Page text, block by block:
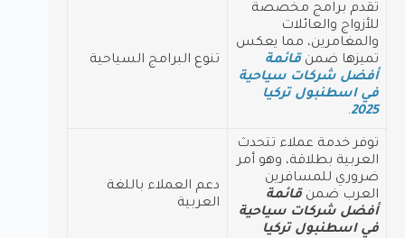
تقدم برامج مخصصة
للأزواج والعائلات
والمغامرين، مما يعكس
تميزها ضمن قائمة
أفضل شركات سياحية
في اسطنبول تركيا
2025
.
تنوع البرامج السياحية
توفر خدمة عملاء تتحدث
العربية بطلاقة، وهو أمر
ضروري للمسافرين
العرب ضمن قائمة
أفضل شركات سياحية
في اسطنبول تركيا
دعم العملاء باللغة
العربية